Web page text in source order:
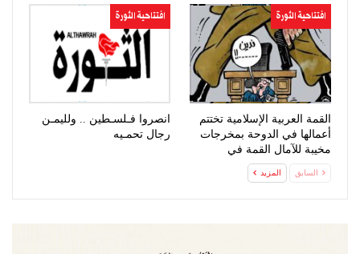
افتتاحية الثورة
القمة العربية الإسلامية تختتم
أعمالها في الدوحة بمخرجات
مخيبة للآمال القمة في
افتتاحية الثورة
انصروا فـلسـطين .. ولليمـن
رجال تحمـيه
السابق المزيد